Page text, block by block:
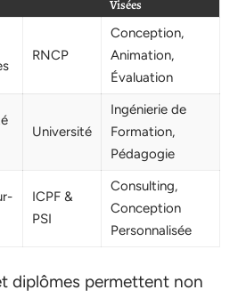
Visées
RNCP
Conception,
Animation,
Évaluation
Université
Ingénierie de
Formation,
Pédagogie
ICPF &
PSI
Consulting,
Conception
Personnalisée
diplômes permettent non